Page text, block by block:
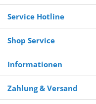
Service Hotline
Shop Service
Informationen
Zahlung & Versand